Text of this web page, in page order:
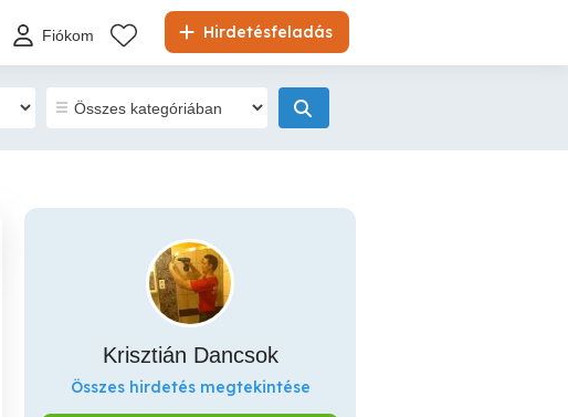
Hirdetésfeladás
Fiókom
Krisztián Dancsok
Összes hirdetés megtekintése